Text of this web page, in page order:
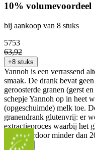
10% volumevoordeel
bij aankoop van 8 stuks
5753
63,92
+8 stuks
Yannoh is een verrassend
smaak. De drank bevat
geroosterde granen (gerst
schepje Yannoh op in heet
(opgeschuimde) melk toe.
granendrank glutenvrij: er
extractieproces waarbij het
bevat hierdoor minder dan
... Meer